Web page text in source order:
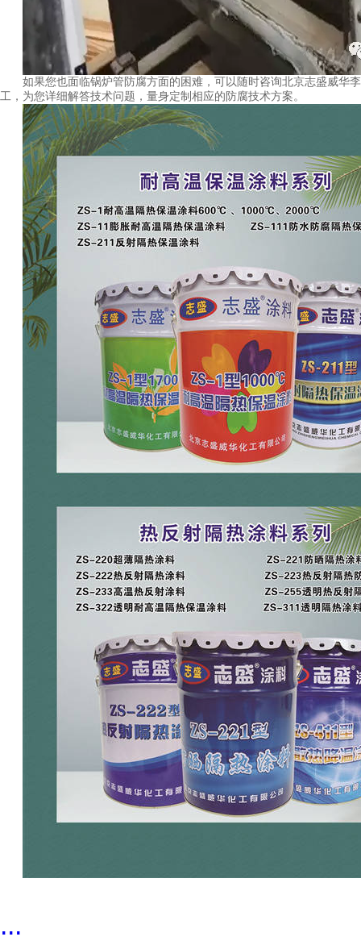
如果您也面临锅炉管防腐方面的困难，可以随时咨询北京志盛威华李
工，为您详细解答技术问题，量身定制相应的防腐技术方案。
...